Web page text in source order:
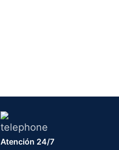
Atención 24/7